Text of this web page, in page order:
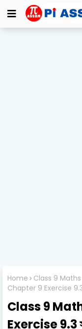
Home Class 9
Chapter 9 Exercise 9.3
Class 9
Exercise 9.3